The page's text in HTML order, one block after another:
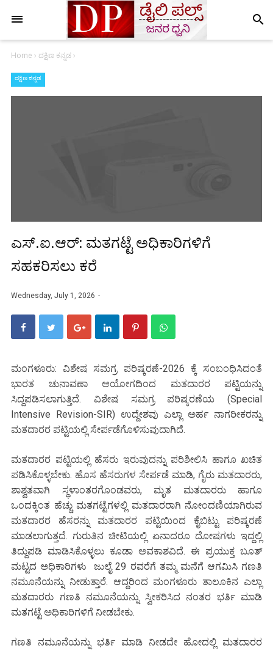
search
Home › ದಕ್ಷಿಣ ಕನ್ನಡ›
ದಕ್ಷಿಣ ಕನ್ನಡ
ಎಸ್.ಐ.ಆರ್: ಮತಗಟ್ಟೆ ಅಧಿಕಾರಿಗಳಿಗೆ
ಸಹಕರಿಸಲು ಕರೆ
Wednesday, July 1, 2026
ಮಂಗಳೂರು: ವಿಶೇಷ ಸಮಗ್ರ ಪರಿಷ್ಕರಣೆ-2026 ಕ್ಕೆ ಸಂಬಂಧಿಸಿದಂತೆ
ಭಾರತ ಚುನಾವಣಾ ಆಯೋಗದಿಂದ ಮತದಾರರ ಪಟ್ಟಿಯನ್ನು
ಸಿದ್ದಪಡಿಸಲಾಗುತ್ತಿದೆ. ವಿಶೇಷ ಸಮಗ್ರ ಪರಿಷ್ಕರಣೆಯ (Special
Intensive Revision-SIR) ಉದ್ದೇಶವು ಎಲ್ಲಾ ಅರ್ಹ ನಾಗರೀಕರನ್ನು
ಮತದಾರರ ಪಟ್ಟಿಯಲ್ಲಿ ಸೇರ್ಪಡೆಗೊಳಿಸುವುದಾಗಿದೆ.
ಮತದಾರರ ಪಟ್ಟಿಯಲ್ಲಿ ಹೆಸರು ಇರುವುದನ್ನು ಪರಿಶೀಲಿಸಿ ಹಾಗೂ ಖಚಿತ
ಪಡಿಸಿಕೊಳ್ಳಬೇಕು. ಹೊಸ ಹೆಸರುಗಳ ಸೇರ್ಪಡೆ ಮಾಡಿ, ಗೈರು ಮತದಾರರು,
ಶಾಶ್ವತವಾಗಿ ಸ್ಥಳಾಂತರಗೊಂಡವರು, ಮೃತ ಮತದಾರರು ಹಾಗೂ
ಒಂದಕ್ಕಿಂತ ಹೆಚ್ಚು ಮತಗಟ್ಟೆಗಳಲ್ಲಿ ಮತದಾರರಾಗಿ ನೋಂದಣಿಯಾಗಿರುವ
ಮತದಾರರ ಹೆಸರನ್ನು ಮತದಾರರ ಪಟ್ಟಿಯಿಂದ ಕೈಬಿಟ್ಟು ಪರಿಷ್ಕರಣೆ
ಮಾಡಲಾಗುತ್ತದೆ. ಗುರುತಿನ ಚೀಟಿಯಲ್ಲಿ ಏನಾದರೂ ದೋಷಗಳು ಇದ್ದಲ್ಲಿ
ತಿದ್ದುಪಡಿ ಮಾಡಿಸಿಕೊಳ್ಳಲು ಕೂಡಾ ಅವಕಾಶವಿದೆ. ಈ ಪ್ರಯುಕ್ತ ಬೂತ್
ಮಟ್ಟದ ಅಧಿಕಾರಿಗಳು ಜುಲೈ 29 ರವರೆಗೆ ತಮ್ಮ ಮನೆಗೆ ಆಗಮಿಸಿ ಗಣತಿ
ನಮೂನೆಯನ್ನು ನೀಡುತ್ತಾರೆ. ಆದ್ದರಿಂದ ಮಂಗಳೂರು ತಾಲೂಕಿನ ಎಲ್ಲಾ
ಮತದಾರರು ಗಣತಿ ನಮೂನೆಯನ್ನು ಸ್ವೀಕರಿಸಿದ ನಂತರ ಭರ್ತಿ ಮಾಡಿ
ಮತಗಟ್ಟೆ ಅಧಿಕಾರಿಗಳಿಗೆ ನೀಡಬೇಕು.
ಗಣತಿ ನಮೂನೆಯನ್ನು ಭರ್ತಿ ಮಾಡಿ ನೀಡದೇ ಹೋದಲ್ಲಿ ಮತದಾರರ